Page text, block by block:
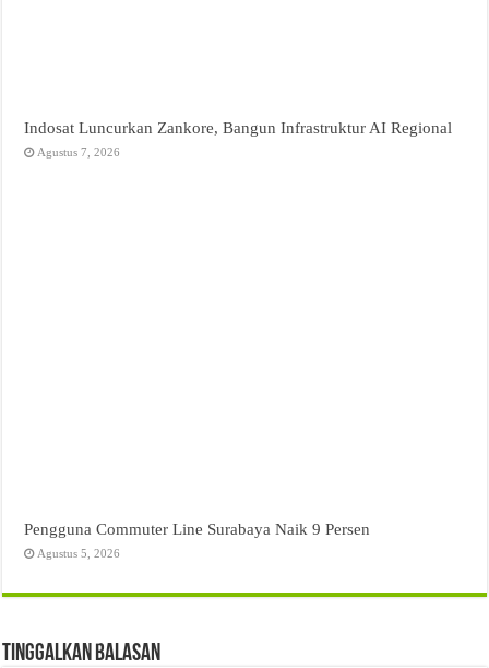
Indosat Luncurkan Zankore, Bangun Infrastruktur AI Regional
Agustus 7, 2026
Pengguna Commuter Line Surabaya Naik 9 Persen
Agustus 5, 2026
Tinggalkan Balasan